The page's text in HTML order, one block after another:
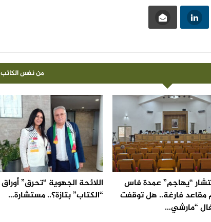
من نفس الكاتب
“يهاجم” عمدة فاس
مقاعد فارغة.. هل توقفت
“مارشي…
اللائحة الجهوية “تحرق” أوراق
“الكتاب” بتازة؟.. مستشارة…